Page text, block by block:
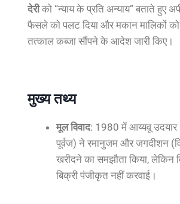
देरीको “न्याय के प्रति अन्याय” बताते हुए
फैसले को पलट दिया और मकान मालिकों को
तत्काल कब्जा सौंपने के आदेश जारी किए।
मुख्य तथ्य
मूल विवाद: 1980 में आय्यवू
पूर्वज) ने रमानुजम और जगदीशन
खरीदने का समझौता किया, लेकिन
बिक्री पंजीकृत नहीं करवाई।